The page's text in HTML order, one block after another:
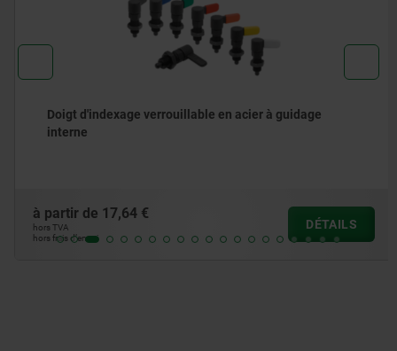
Doigt d'indexage verrouillable en acier à guidage
interne
à partir de17,64 €
hors TVA
hors frais d’envoi
DÉTAILS